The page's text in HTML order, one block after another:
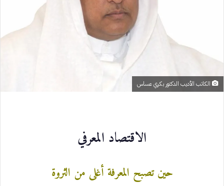
الكاتب الأديب الدكتور بكري عساس
الاقتصاد المعرفي
حين تصبح المعرفة أغلى من الثروة